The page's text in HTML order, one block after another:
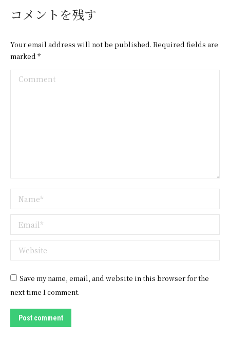
コメントを残す
Your email address will not be published. Required fields are
marked*
Comment
Name *
Email *
Website
Save my name, email, and website in this browser for the
next time I comment.
Post comment